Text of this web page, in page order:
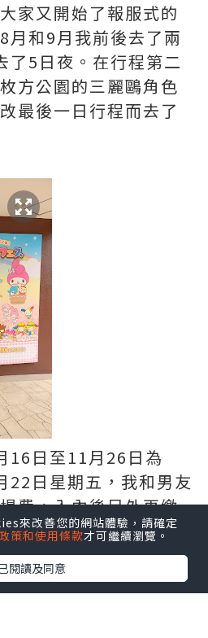
家又開始了報服式的
月和9月我前後去了兩
了5日夜。在行程第二
方公園的三麗鷗角色
最後一日行程而去了
16日至11月26日為
22日星期五，我和男友
費，入內後另外再繳
來改善您的網站體驗，請確定
策和使用條款才可繼續瀏覽。
閱讀及同意